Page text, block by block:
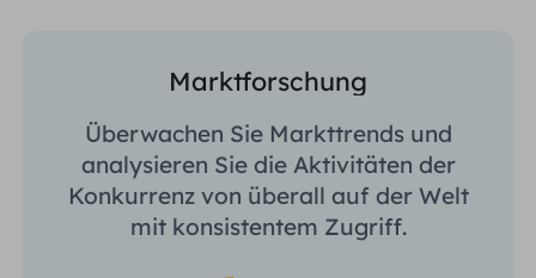
Marktforschung
Überwachen Sie Markttrends und
analysieren Sie die Aktivitäten der
Konkurrenz von überall auf der Welt
mit konsistentem Zugriff.